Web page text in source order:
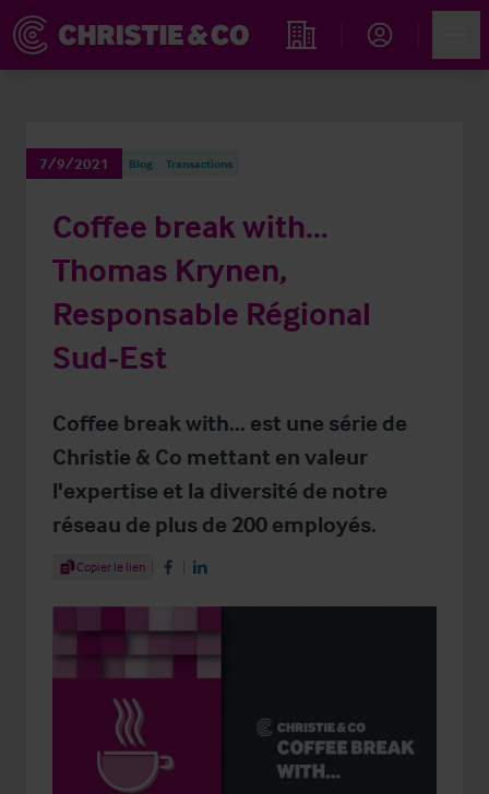
Rechercher un hôtel
7/9/2021 Blog Transactions
Coffee break with...
Thomas Krynen,
Responsable Régional
Sud-Est
Coffee break with... est une série de
Christie & Co mettant en valeur
l'expertise et la diversité de notre
réseau de plus de 200 employés.
Share Article
Copier le lien Share on Facebook
Share on LinkedIn